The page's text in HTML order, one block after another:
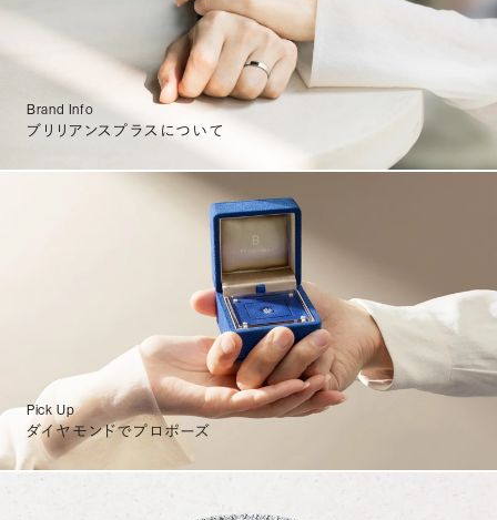
Brand Info
ブリリアンスプラスについて
Pick Up
ダイヤモンドでプロポーズ